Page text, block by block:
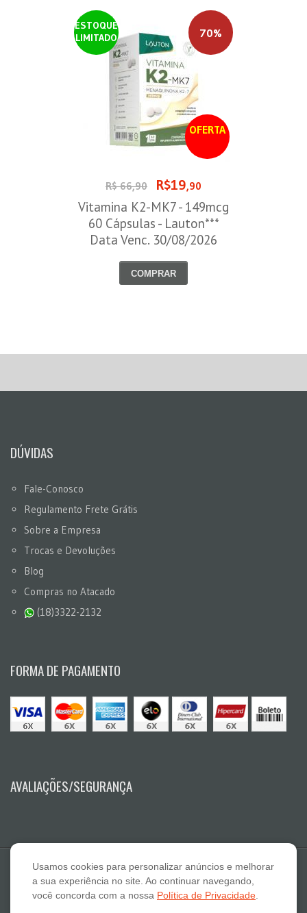
ESTOQUE
LIMITADO
OFERTA
70%
R$ 66,90 R$19,90
Vitamina K2-MK7 - 149mcg
60 Cápsulas - Lauton***
Data Venc. 30/08/2026
COMPRAR
DÚVIDAS
Fale-Conosco
Regulamento Frete Grátis
Sobre a Empresa
Trocas e Devoluções
Blog
Compras no Atacado
(18)3322-2132
FORMA DE PAGAMENTO
AVALIAÇÕES/SEGURANÇA
Usamos cookies para personalizar anúncios e melhorar
a sua experiência no site. Ao continuar navegando,
você concorda com a nossa Política de Privacidade